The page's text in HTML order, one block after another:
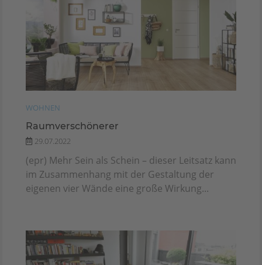
WOHNEN
Raumverschönerer
29.07.2022
(epr) Mehr Sein als Schein – dieser Leitsatz kann
im Zusammenhang mit der Gestaltung der
eigenen vier Wände eine große Wirkung...